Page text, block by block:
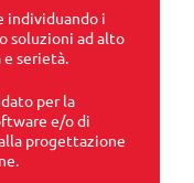
individuando i
soluzioni ad alto
e serietà.
per la
e/o di
progettazione